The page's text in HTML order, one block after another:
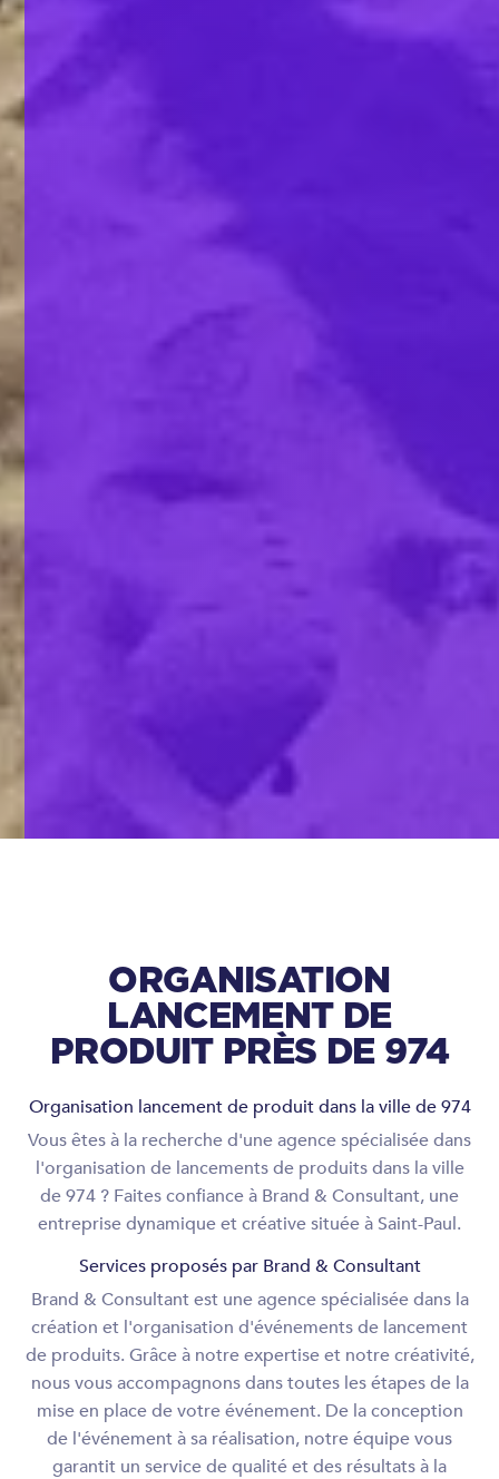
ORGANISATION
LANCEMENT DE
PRODUIT PRÈS DE 974
Organisation lancement de produit dans la ville de 974
Vous êtes à la recherche d'une agence spécialisée dans
l'organisation de lancements de produits dans la ville
de 974 ? Faites confiance à Brand & Consultant, une
entreprise dynamique et créative située à Saint-Paul.
Services proposés par Brand & Consultant
Brand & Consultant est une agence spécialisée dans la
création et l'organisation d'événements de lancement
de produits. Grâce à notre expertise et notre créativité,
nous vous accompagnons dans toutes les étapes de la
mise en place de votre événement. De la conception
de l'événement à sa réalisation, notre équipe vous
garantit un service de qualité et des résultats à la